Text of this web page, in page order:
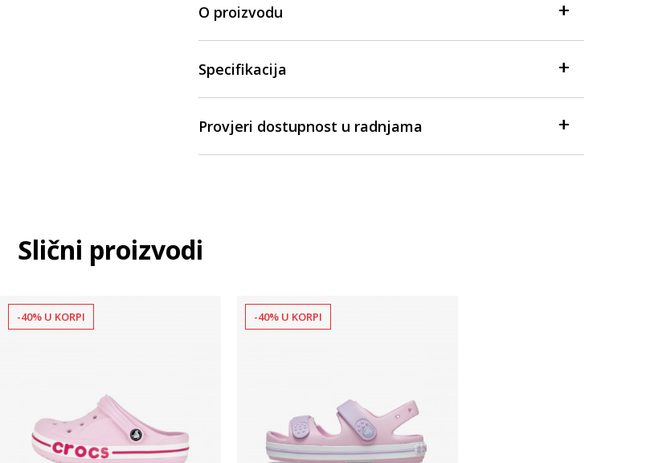
O proizvodu
Specifikacija
Provjeri dostupnost u radnjama
Slični proizvodi
-40% U KORPI -40% U KORPI